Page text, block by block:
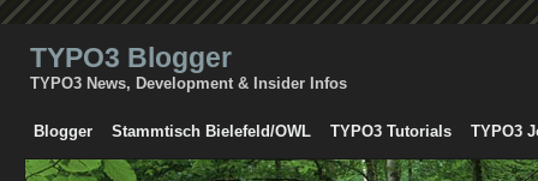
TYPO3 Blogger
TYPO3 News, Development & Insider Infos
Blogger Stammtisch Bielefeld/OWL TYPO3 Tutorials TYPO3